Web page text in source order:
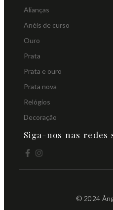
Alianças
Anéis de curso
Ouro
Prata
Prata e ouro
Prata nova
Relógios
Decoração
Siga-nos nas redes
© 2024